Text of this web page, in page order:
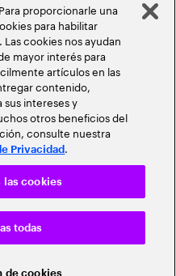
proporcionarle una
para habilitar
cookies nos ayudan
mayor interés para
artículos en las
contenido,
sus intereses y
otros beneficios del
consulte nuestra
Privacidad .
de cookies
todas
las cookies